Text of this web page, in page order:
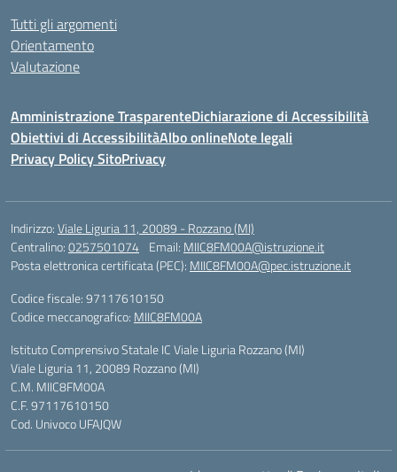
Tutti gli argomenti
Orientamento
Valutazione
Amministrazione TrasparenteDichiarazione di Accessibilità
Obiettivi di AccessibilitàAlbo onlineNote legali
Privacy Policy SitoPrivacy
Indirizzo:Viale Liguria 11, 20089 - Rozzano (MI)
Centralino:0257501074 Email: MIIC8FM00A@istruzione.it
Posta elettronica certificata (PEC): MIIC8FM00A@pec.istruzione.it
Codice fiscale: 97117610150
Codice meccanografico: MIIC8FM00A
Istituto Comprensivo Statale IC Viale Liguria Rozzano (MI)
Viale Liguria 11, 20089 Rozzano (MI)
C.M. MIIC8FM00A
C.F. 97117610150
Cod. Univoco UFAJQW